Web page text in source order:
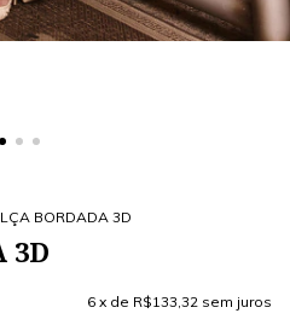
BORDADA 3D
3D
6 x de R$133,32 sem juros